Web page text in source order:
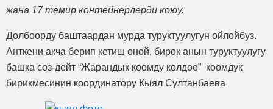
жана 17 темир контейнерлерди коюу.
Долбоорду баштаардан мурда туруктуулугун ойлойбуз.
Анткени акча берип кетиш оной, бирок анын туруктуулугу
башка сөз-дейт “Жарандык коомду колдоо” коомдук
бирикмесинин координатору Кыял Султанбаева